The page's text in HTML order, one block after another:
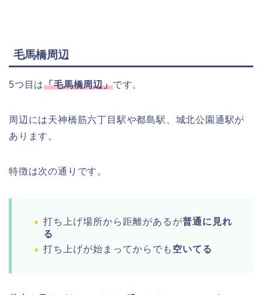
毛馬橋周辺
5つ目は「毛馬橋周辺」です。
周辺には天神橋筋六丁目駅や都島駅、城北公園通駅が
あります。
特徴は次の通りです。
打ち上げ場所から距離があるが普通に見れ
る
打ち上げが始まってからでも 空いてる